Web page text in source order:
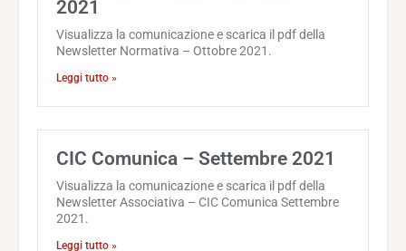
2021
Visualizza la comunicazione e scarica il pdf della
Newsletter Normativa – Ottobre 2021.
Leggi tutto »
CIC Comunica – Settembre 2021
Visualizza la comunicazione e scarica il pdf della
Newsletter Associativa – CIC Comunica Settembre
2021.
Leggi tutto »